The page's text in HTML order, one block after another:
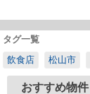
タグ一覧
飲食店
松山市
おすすめ物件